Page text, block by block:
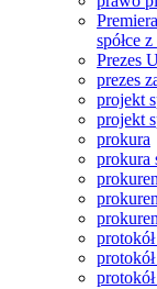
spółce
Prezes
prezes
projekt
projekt
prokura
prokura